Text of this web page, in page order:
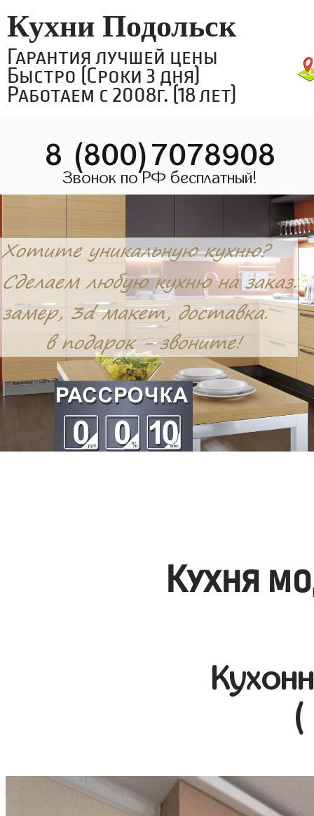
Кухни Подольск
Гарантия лучшей цены
Быстро (Сроки 3 дня)
Работаем с 2008г. (18 лет)
8 (800)7078908
Звонок по РФ бесплатный!
Кухня
(